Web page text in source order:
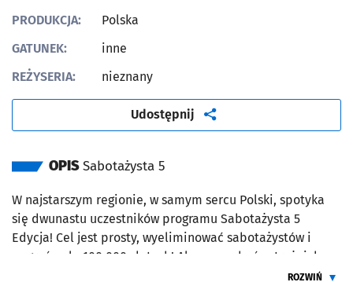
PRODUKCJA:
Polska
GATUNEK:
inne
REŻYSERIA:
nieznany
Udostępnij artykuł
OPISSabotażysta 5
W najstarszym regionie, w samym sercu Polski, spotyka
się dwunastu uczestników programu Sabotażysta 5
Edycja! Cel jest prosty, wyeliminować sabotażystów i
wygrać pulę 100.000 złotych! Ale muszą być ostrożni, bo
dla niektórych eliminacja to jedyny sposób aby dostać
ROZWIŃ